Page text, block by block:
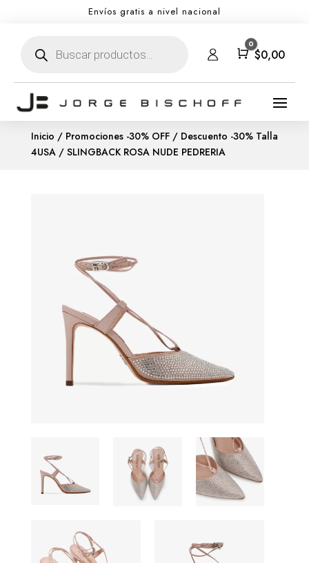
Envíos gratis a nivel nacional
productos Carro
0
$0,00
Inicio / Promociones -30% OFF/ Descuento -30% Talla
4USA/ SLINGBACK ROSA NUDE PEDRERIA